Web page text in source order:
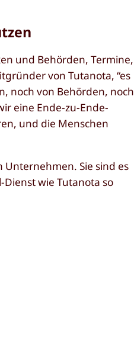
und Behörden, Termine,
von Tutanota, “es
noch von Behörden, noch
eine Ende-zu-Ende-
und die Menschen
Unternehmen. Sie sind es
wie Tutanota so